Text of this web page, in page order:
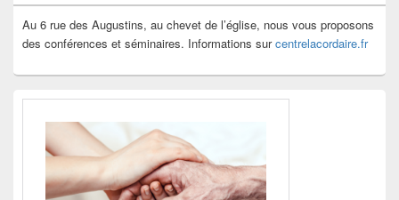
Au 6 rue des Augustins, au chevet de l’église, nous vous proposons
des conférences et séminaires. Informations surcentrelacordaire.fr